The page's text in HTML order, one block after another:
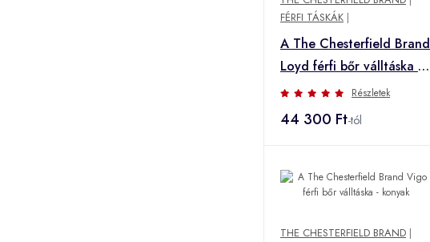
FÉRFI TÁSKÁK |
A The Chesterfield Brand
Loyd férfi bőr válltáska -
fekete
Részletek
44 300 Ft-tól
THE CHESTERFIELD BRAND |